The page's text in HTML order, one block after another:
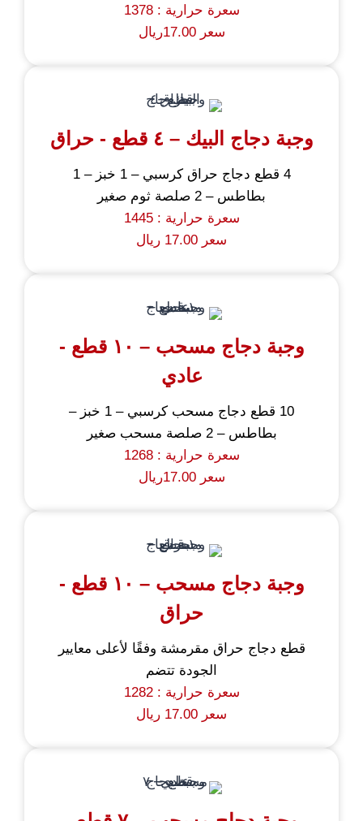
سعرة حرارية : 1378
سعر 17.00ريال
وجبة دجاج البيك – ٤ قطع - حراق
4 قطع دجاج حراق كرسبي – 1 خبز – 1
بطاطس – 2 صلصة ثوم صغير
سعرة حرارية : 1445
سعر 17.00 ريال
وجبة دجاج مسحب – ١٠ قطع -
عادي
10 قطع دجاج مسحب كرسبي – 1 خبز –
بطاطس – 2 صلصة مسحب صغير
سعرة حرارية : 1268
سعر 17.00ريال
وجبة دجاج مسحب – ١٠ قطع -
حراق
قطع دجاج حراق مقرمشة وفقًا لأعلى معايير
الجودة تتضم
سعرة حرارية : 1282
سعر 17.00 ريال